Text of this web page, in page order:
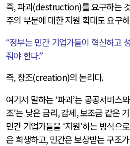
즉,파괴(destruction)를 요구하는
주의 부문에 대한 지원 확대도 요구
“정부는 민간 기업가들이 혁신하고
줘야 한다.”
즉, 창조(creation)의 논리다.
여기서 말하는 ‘파괴’는 공공서비스
조’는 낮은 금리,감세,보조금 같은
민간 기업가들을 ‘지원’하는 방식으
은 희생하고, 민간은 보상받는 구조